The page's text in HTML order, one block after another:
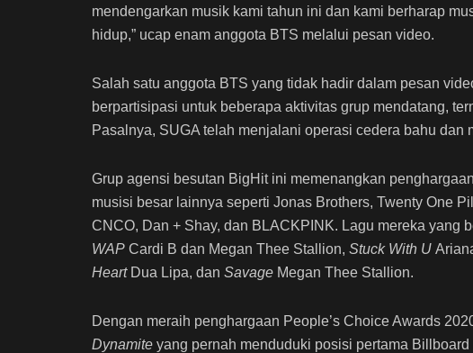
mendengarkan musik kami tahun ini dan kami berharap
hidup,” ucap enam anggota BTS melalui pesan video.
Salah satu anggota BTS yang tidak hadir dalam pesan
berpartisipasi untuk beberapa aktivitas grup mendatang,
Pasalnya, SUGA telah menjalani operasi cedera bahu dan
Grup agensi besutan BigHit ini memenangkan
musisi besar lainnya seperti Jonas Brothers, Twenty One
CNCO, Dan + Shay, dan BLACKPINK. Lagu mereka yang
WAP Cardi B dan Megan Thee Stallion, Stuck With U
HeartDua Lipa, dan Savage Megan Thee Stallion.
Dengan meraih penghargaan People’s Choice Awards
Dynamite yang pernah menduduki posisi pertama